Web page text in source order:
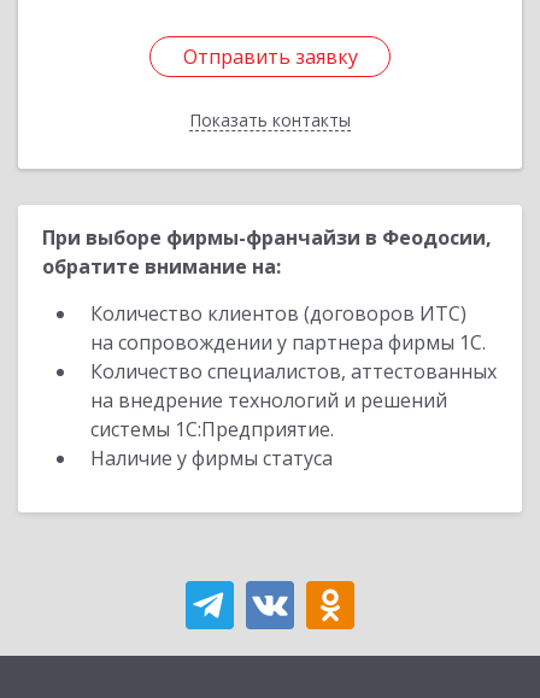
Отправить заявку
Показать контакты
Отправить заявку
Назад
При выборе фирмы-франчайзи в Феодосии,
обратите внимание на:
Количество клиентов (договоров ИТС)
на сопровождении у партнера фирмы 1С.
Количество специалистов, аттестованных
на внедрение технологий и решений
системы 1С:Предприятие.
Наличие у фирмы статуса